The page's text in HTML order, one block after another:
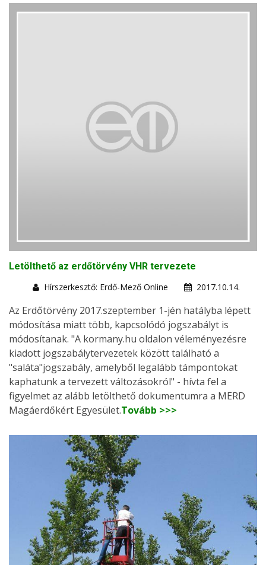
Letölthető az erdőtörvény VHR tervezete
Hírszerkesztő: Erdő-Mező Online
2017.10.14.
Az Erdőtörvény 2017.szeptember 1-jén hatályba lépett
módosítása miatt több, kapcsolódó jogszabályt is
módosítanak. "A kormany.hu oldalon véleményezésre
kiadott jogszabálytervezetek között található a
"saláta"jogszabály, amelyből legalább támpontokat
kaphatunk a tervezett változásokról" - hívta fel a
figyelmet az alább letölthető dokumentumra a MERD
Magáerdőkért Egyesület.Tovább >>>